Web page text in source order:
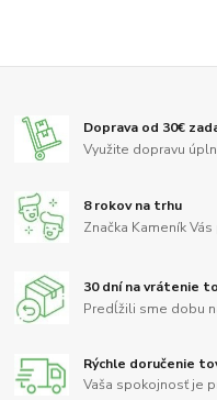
Doprava od 30€
Využite dopravu
8 rokov na trhu
Značka Kameník
30 dní na vrátenie
Predĺžili sme dobu
Rýchle doručenie
Vaša spokojnosť je